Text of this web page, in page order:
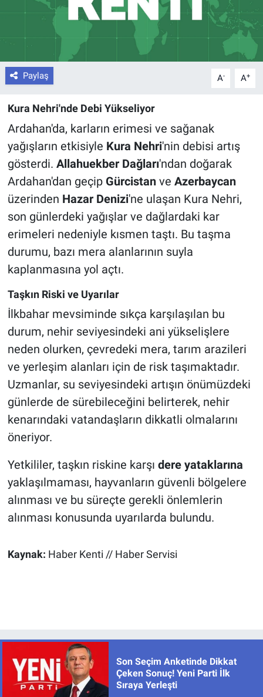
Paylaş A- A+
Kura Nehri'nde Debi Yükseliyor
Ardahan'da, karların erimesi ve sağanak
yağışların etkisiyle Kura Nehri'nin debisi artış
gösterdi. Allahuekber Dağları'ndan doğarak
Ardahan'dan geçip Gürcistanve Azerbaycan
üzerinden Hazar Denizi'ne ulaşan Kura Nehri,
son günlerdeki yağışlar ve dağlardaki kar
erimeleri nedeniyle kısmen taştı. Bu taşma
durumu, bazı mera alanlarının suyla
kaplanmasına yol açtı.
Taşkın Riski ve Uyarılar
İlkbahar mevsiminde sıkça karşılaşılan bu
durum, nehir seviyesindeki ani yükselişlere
neden olurken, çevredeki mera, tarım arazileri
ve yerleşim alanları için de risk taşımaktadır.
Uzmanlar, su seviyesindeki artışın önümüzdeki
günlerde de sürebileceğini belirterek, nehir
kenarındaki vatandaşların dikkatli olmalarını
öneriyor.
Yetkililer, taşkın riskine karşı dere yataklarına
yaklaşılmaması, hayvanların güvenli bölgelere
alınması ve bu süreçte gerekli önlemlerin
alınması konusunda uyarılarda bulundu.
Kaynak: Haber Kenti // Haber Servisi
Son Seçim Anketinde Dikkat
Çeken Sonuç! Yeni Parti İlk
Sıraya Yerleşti